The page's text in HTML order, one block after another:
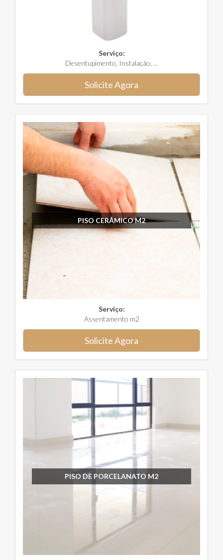
Serviço:
Desentupimento, Instalação, ...
Solicite Agora
PISO CERÂMICO M2
Serviço:
Assentamento m2
Solicite Agora
PISO DE PORCELANATO M2